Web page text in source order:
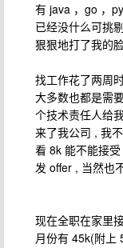
有 java ，go ，
已经没什么可挑
狠狠地打了我的
找工作花了两周
大多数也都是需
个技术责任人给
来了我公司 , 我
看 8k 能不能接
发 offer , 当然也
现在全职在家里
月份有 45k(附上